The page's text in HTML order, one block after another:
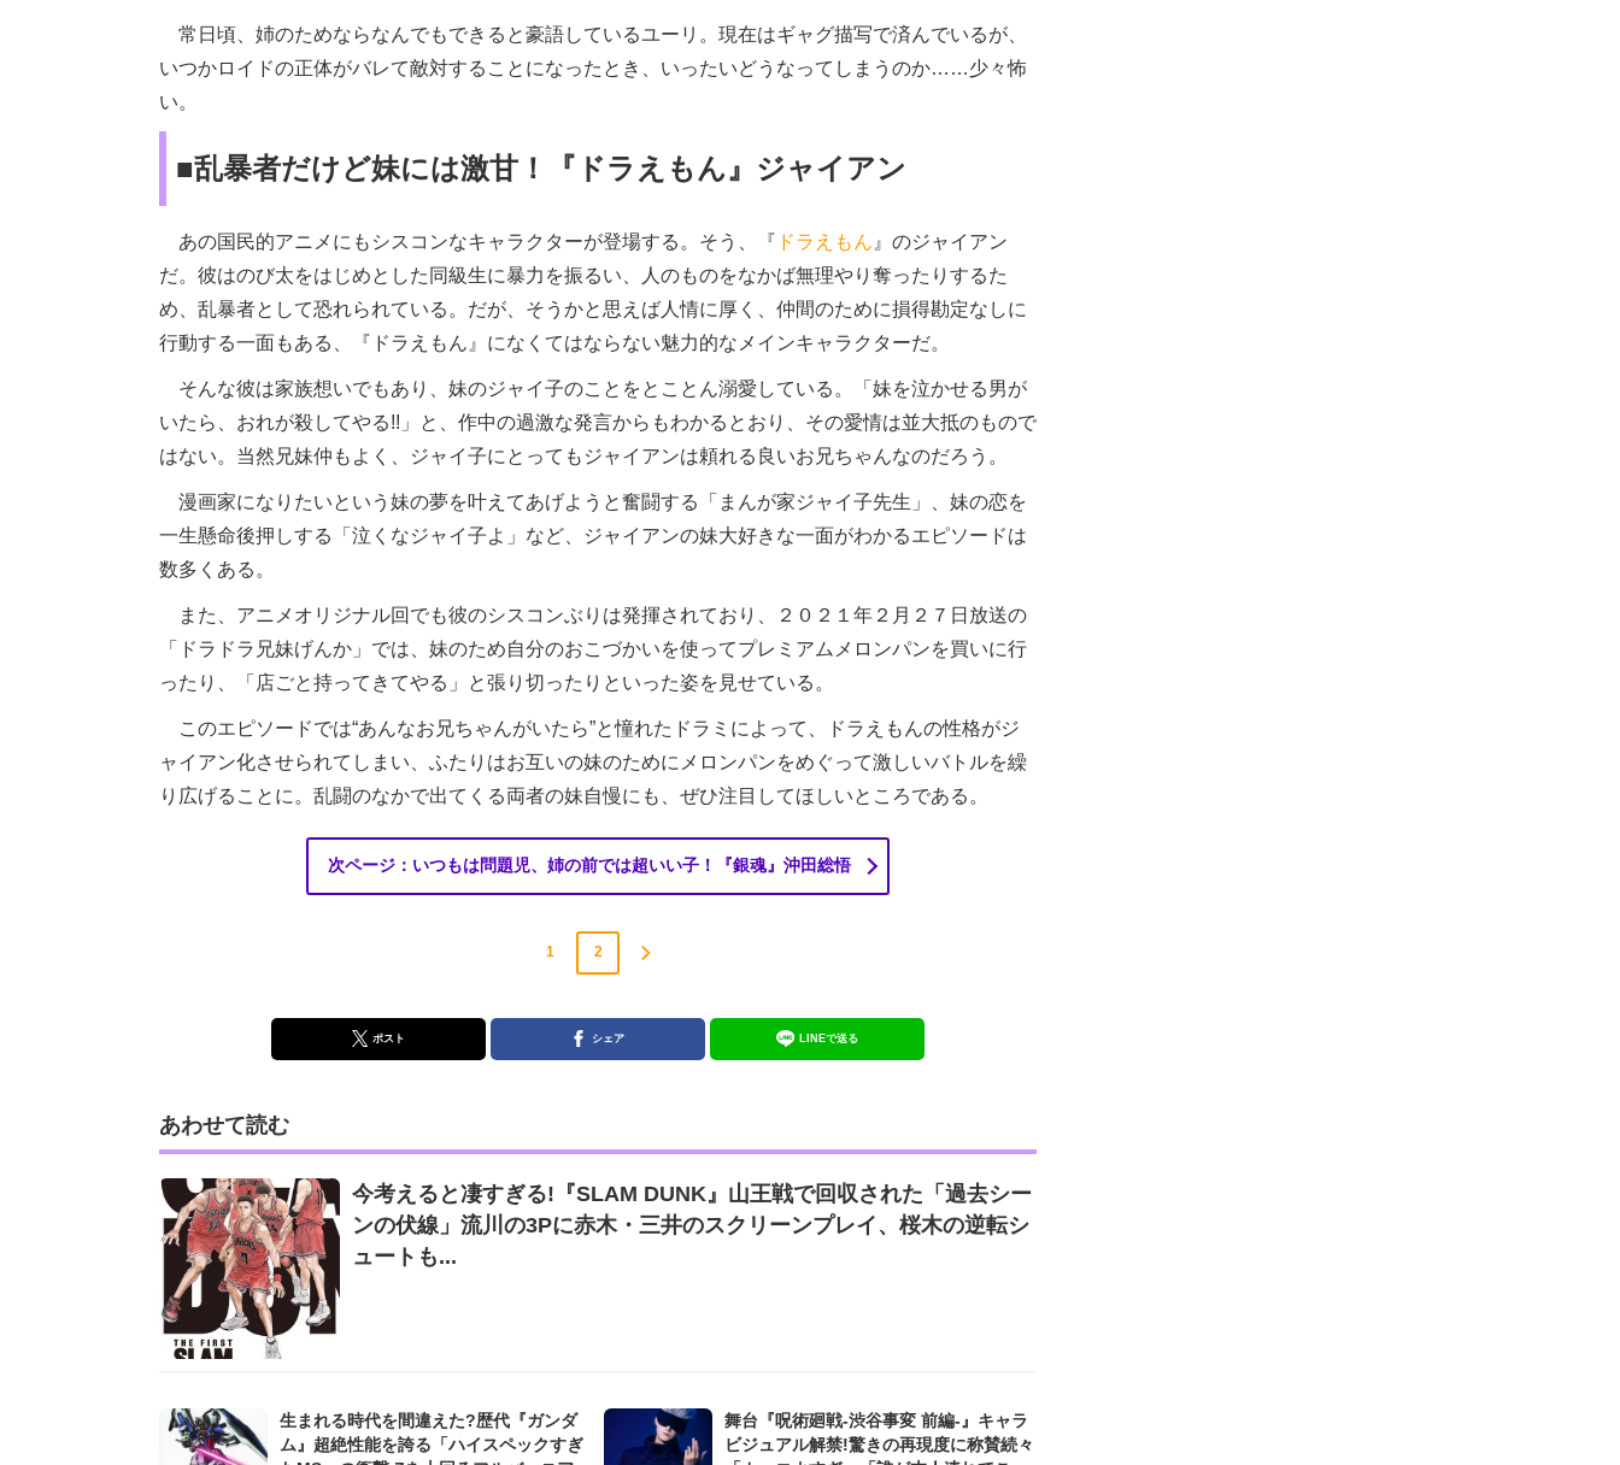
常日頃、姉のためならなんでもできると豪語しているユーリ。現在はギャグ描写で済んでいるが、
いつかロイドの正体がバレて敵対することになったとき、いったいどうなってしまうのか……少々怖
い。
■乱暴者だけど妹には激甘！『ドラえもん』ジャイアン
あの国民的アニメにもシスコンなキャラクターが登場する。そう、『 ドラえもん 』のジャイアン
だ。彼はのび太をはじめとした同級生に暴力を振るい、人のものをなかば無理やり奪ったりするた
め、乱暴者として恐れられている。だが、そうかと思えば人情に厚く、仲間のために損得勘定なしに
行動する一面もある、『ドラえもん』になくてはならない魅力的なメインキャラクターだ。
そんな彼は家族想いでもあり、妹のジャイ子のことをとことん溺愛している。「妹を泣かせる男が
いたら、おれが殺してやる!!」と、作中の過激な発言からもわかるとおり、その愛情は並大抵のもので
はない。当然兄妹仲もよく、ジャイ子にとってもジャイアンは頼れる良いお兄ちゃんなのだろう。
漫画家になりたいという妹の夢を叶えてあげようと奮闘する「まんが家ジャイ子先生」、妹の恋を
一生懸命後押しする「泣くなジャイ子よ」など、ジャイアンの妹大好きな一面がわかるエピソードは
数多くある。
また、アニメオリジナル回でも彼のシスコンぶりは発揮されており、２０２１年２月２７日放送の
「ドラドラ兄妹げんか」では、妹のため自分のおこづかいを使ってプレミアムメロンパンを買いに行
ったり、「店ごと持ってきてやる」と張り切ったりといった姿を見せている。
このエピソードでは“あんなお兄ちゃんがいたら”と憧れたドラミによって、ドラえもんの性格がジ
ャイアン化させられてしまい、ふたりはお互いの妹のためにメロンパンをめぐって激しいバトルを繰
り広げることに。乱闘のなかで出てくる両者の妹自慢にも、ぜひ注目してほしいところである。
次ページ：いつもは問題児、姉の前では超いい子！『銀魂』沖田総悟
1 2
ポスト シェア LINEで送る
あわせて読む
今考えると凄すぎる!『SLAM DUNK』山王戦で回収された「過去シー
ンの伏線」流川の3Pに赤木・三井のスクリーンプレイ、桜木の逆転シ
ュートも...
生まれる時代を間違えた?歴代『ガンダ
ム』超絶性能を誇る「ハイスペックすぎ
舞台『呪術廻戦-渋谷事変 前編-』キャラ
ビジュアル解禁!驚きの再現度に称賛続々